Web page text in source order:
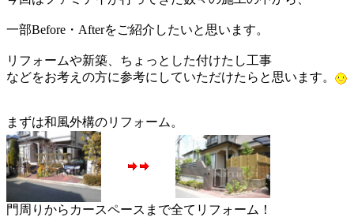
一部Before・Afterをご紹介したいと思います。
リフォームや新築、ちょっとした付けたし工事
などをお考えの方に参考にしていただけたらと思います。
まずは和風外構のリフォーム。
門周りからカースペースまで全てリフォーム！